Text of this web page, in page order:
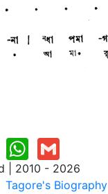
| 2010 - 2026
Tagore's Biography